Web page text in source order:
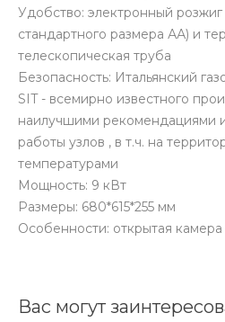
Удобство: электронный розжиг
стандартного размера АА) и
телескопическая труба
Безопасность: Итальянский
SIT - всемирно известного
наилучшими рекомендациями
работы узлов , в т.ч. на
температурами
Мощность: 9 кВт
Размеры: 680*615*255 мм
Особенности: открытая камера
Вас могут